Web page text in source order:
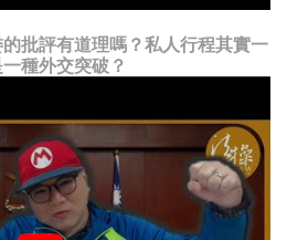
批評有道理嗎？私人行程其實一
種外交突破？